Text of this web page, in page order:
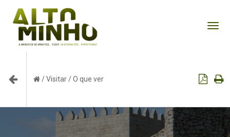
/Visitar/O que ver